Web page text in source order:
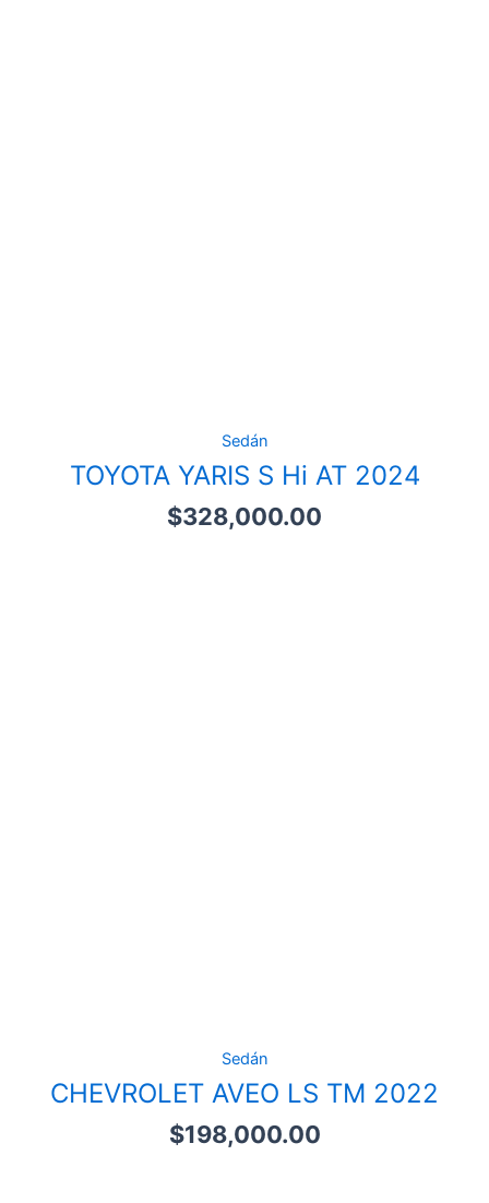
Sedán
TOYOTA YARIS S Hi AT 2024
$328,000.00
Sedán
CHEVROLET AVEO LS TM 2022
$198,000.00